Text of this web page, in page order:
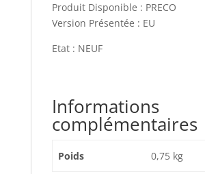
Produit Disponible : PRECO
Version Présentée : EU
Etat : NEUF
Informations
complémentaires
Poids 0,75 kg